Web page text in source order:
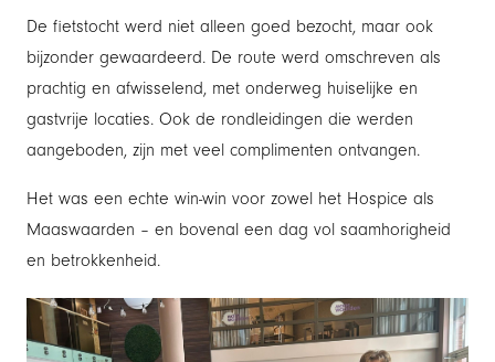
De fietstocht werd niet alleen goed bezocht, maar ook
bijzonder gewaardeerd. De route werd omschreven als
prachtig en afwisselend, met onderweg huiselijke en
gastvrije locaties. Ook de rondleidingen die werden
aangeboden, zijn met veel complimenten ontvangen.
Het was een echte win-win voor zowel het Hospice als
Maaswaarden – en bovenal een dag vol saamhorigheid
en betrokkenheid.